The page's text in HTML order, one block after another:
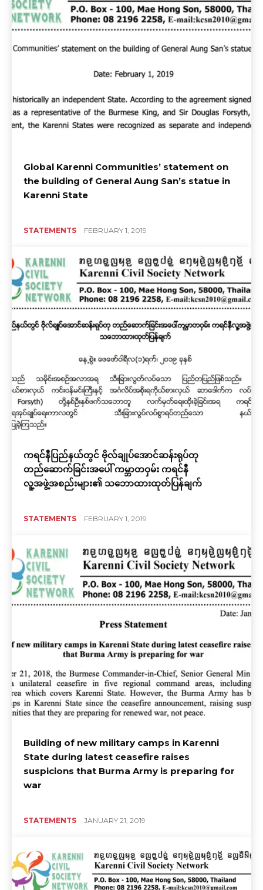
Global Karenni Communities’ statement on
the building of General Aung San’s statue in
Karenni State
STATEMENTS FEBRUARY 1, 2019
ကရင်နီပြည်နယ်တွင် ဗိုလ်ချုပ်အောင်ဆန်းရုပ်တု
တည်ဆောက်ခြင်းအပေါ် ကမ္ဘာတဝှမ်း ကရင်နီ
လူ့အဖွဲ့အစည်းများ၏ သဘောထားထုတ်ပြန်ချက်
STATEMENTS FEBRUARY 1, 2019
Building of new military camps in Karenni
State during latest ceasefire raises
suspicions that Burma Army is preparing for
war
STATEMENTS JANUARY 21, 2019